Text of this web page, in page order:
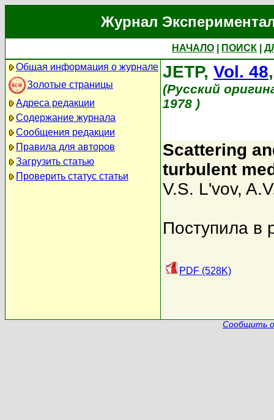
Журнал
НАЧАЛО ПОИСК
Общая информация о журнале
Золотые страницы
Адреса редакции
Содержание журнала
Сообщения редакции
Правила для авторов
Загрузить статью
Проверить статус статьи
JETP, Vol. 48
(Русский
1978 )
Scattering
turbulent
V.S. L'vov,
Поступила в
PDF (528K)
Сообщить о